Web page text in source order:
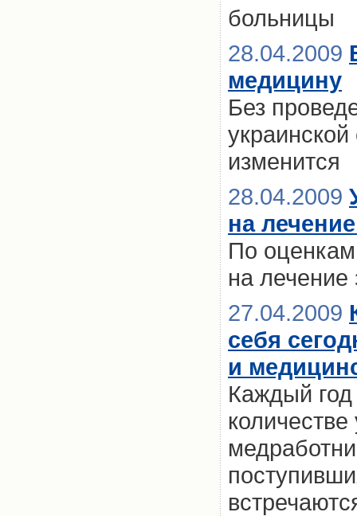
больницы
28.04.2009
медицину
Без
изменится
28.04.2009
на
По оценкам
на лечение
27.04.2009
себя
и
Каждый